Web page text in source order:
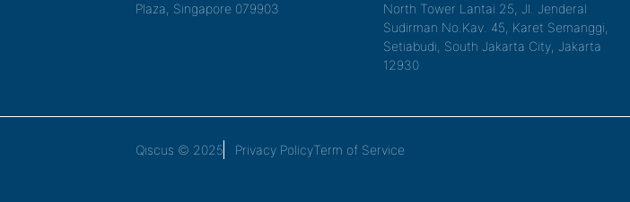
Plaza, Singapore 079903
North Tower Lantai 25, Jl. Jenderal
Sudirman No.Kav. 45, Karet Semanggi,
Setiabudi, South Jakarta City, Jakarta
12930
Privacy PolicyTerm of Service
Qiscus © 2025